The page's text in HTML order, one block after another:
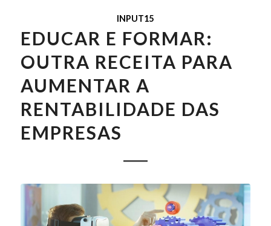
INPUT15
EDUCAR E FORMAR:
OUTRA RECEITA PARA
AUMENTAR A
RENTABILIDADE DAS
EMPRESAS